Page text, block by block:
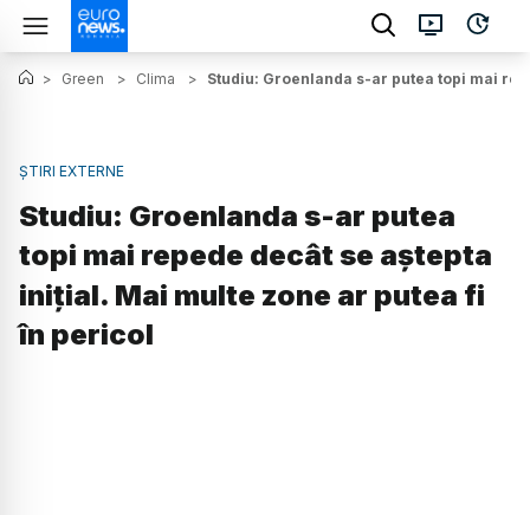
> Green > Clima > Studiu: Groenlanda s-ar putea topi mai
ȘTIRI EXTERNE
Studiu: Groenlanda s-ar putea
topi mai repede decât se aștepta
inițial. Mai multe zone ar putea fi
în pericol